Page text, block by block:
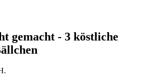
gemacht - 3 köstliche